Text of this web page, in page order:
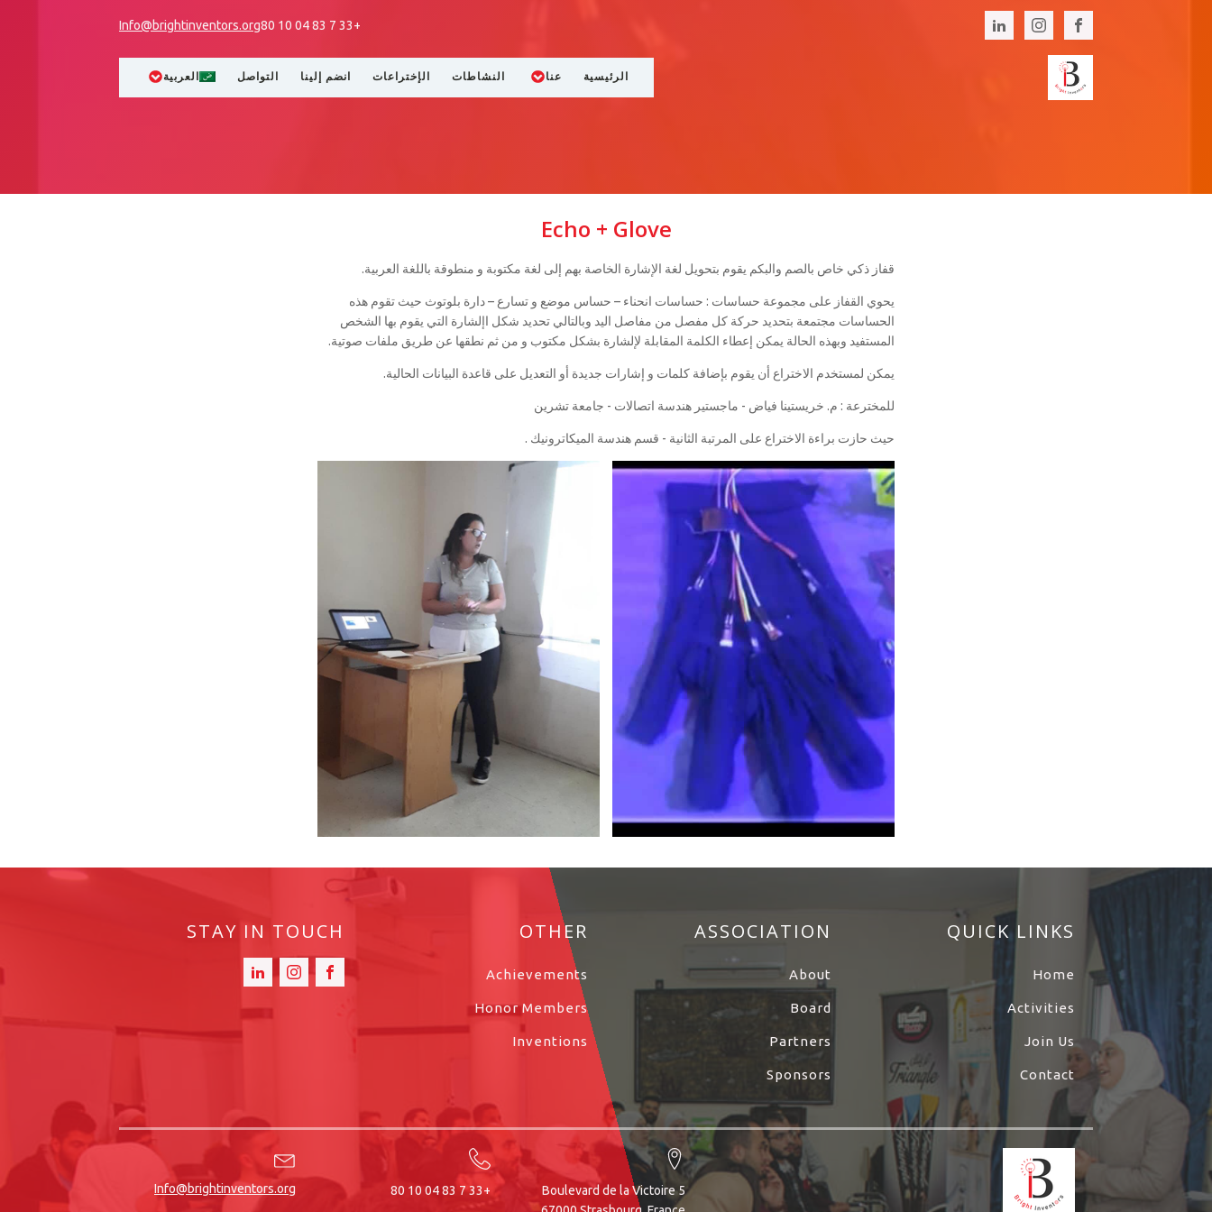
+33 7 83 04 10 80
Info@brightinventors.org
الرئيسية عنا النشاطات الإختراعات انضم إلينا التواصل العربية
Echo + Glove
قفاز ذكي خاص بالصم والبكم يقوم بتحويل لغة الإشارة الخاصة بهم إلى لغة مكتوبة و منطوقة باللغة العربية.
يحوي القفاز على مجموعة حساسات : حساسات انحناء – حساس موضع و تسارع – دارة بلوتوث حيث تقوم هذه
الحساسات مجتمعة بتحديد حركة كل مفصل من مفاصل اليد وبالتالي تحديد شكل اإلشارة التي يقوم بها الشخص
المستفيد وبهذه الحالة يمكن إعطاء الكلمة المقابلة لإلشارة بشكل مكتوب و من ثم نطقها عن طريق ملفات صوتية.
يمكن لمستخدم الاختراع أن يقوم بإضافة كلمات و إشارات جديدة أو التعديل على قاعدة البيانات الحالية.
للمخترعة : م. خريستينا فياض - ماجستير هندسة اتصالات - جامعة تشرين
حيث حازت براءة الاختراع على المرتبة الثانية - قسم هندسة الميكاترونيك .
QUICK LINKS
Home
Activities
Join Us
Contact
ASSOCIATION
About
Board
Partners
Sponsors
OTHER
Achievements
Honor Members
Inventions
STAY IN TOUCH
5 Boulevard de la Victoire
+33 7 83 04 10 80
Info@brightinventors.org